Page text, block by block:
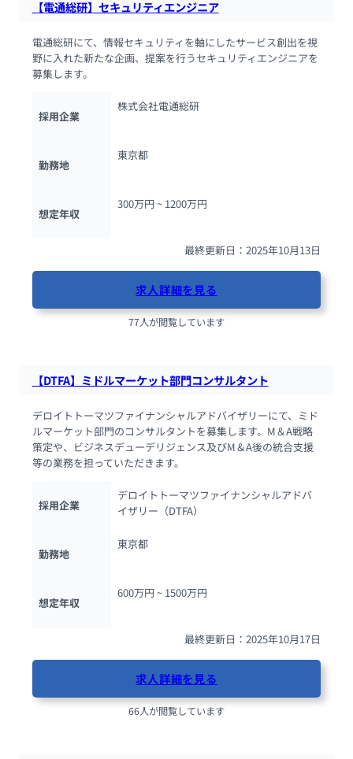
【電通総研】セキュリティエンジニア
電通総研にて、情報セキュリティを軸にしたサービス創出を視
野に入れた新たな企画、提案を行うセキュリティエンジニアを
募集します。
採用企業
株式会社電通総研
勤務地
東京都
想定年収
300万円 ~ 1200万円
最終更新日：2025年10月13日
求人詳細を見る
77人が閲覧しています
【DTFA】ミドルマーケット部門コンサルタント
デロイトトーマツファイナンシャルアドバイザリーにて、ミド
ルマーケット部門のコンサルタントを募集します。M＆A戦略
策定や、ビジネスデューデリジェンス及びM＆A後の統合支援
等の業務を担っていただきます。
採用企業
デロイトトーマツファイナンシャルアドバ
イザリー（DTFA）
勤務地
東京都
想定年収
600万円 ~ 1500万円
最終更新日：2025年10月17日
求人詳細を見る
66人が閲覧しています